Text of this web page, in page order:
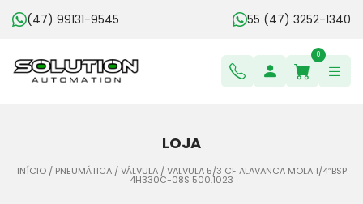
(47) 99131-9545 55 (47) 3252-1340
0
LOJA
INÍCIO/ PNEUMÁTICA/VÁLVULA/ VALVULA 5/3 CF ALAVANCA MOLA 1/4″BSP
4H330C-08S 500.1023